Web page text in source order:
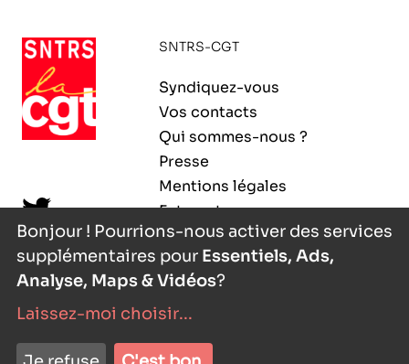
SNTRS-CGT
Syndiquez-vous
Vos contacts
Qui sommes-nous ?
Presse
Mentions légales
Extranet
- agence digitale
Bonjour ! Pourrions-nous activer des services
supplémentaires pour Essentiels, Ads,
Analyse, Maps & Vidéos?
Laissez-moi choisir...